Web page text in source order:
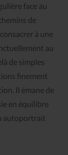
face au
de
à une
au
de simples
finement
Il émane de
en équilibre
autoportrait